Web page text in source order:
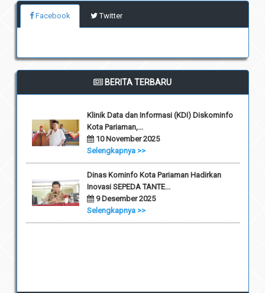
Facebook Twitter
BERITA TERBARU
Klinik Data dan Informasi (KDI) Diskominfo
Kota Pariaman,...
10 November 2025
Selengkapnya >>
Dinas Kominfo Kota Pariaman Hadirkan
Inovasi SEPEDA TANTE...
9 Desember 2025
Selengkapnya >>